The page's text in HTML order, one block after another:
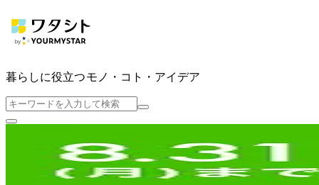
暮らしに役立つモノ・コト・アイデア